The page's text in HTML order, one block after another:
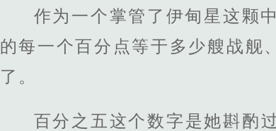
作为一个掌管了伊甸星这颗
的每一个百分点等于多少艘战舰
了。
百分之五这个数字是她斟酌